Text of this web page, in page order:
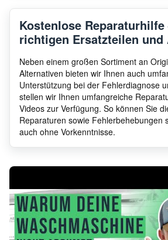
Gorenje WD95140
Gorenje WD95140
Gorenje
Kostenlose
richtigen Ersatzteilen und
Neben einem großen Sortiment an
Alternativen bieten wir Ihnen auch
Unterstützung bei der Fehlerdiagnose
stellen wir Ihnen umfangreiche
Videos zur Verfügung. So können Sie
Reparaturen sowie Fehlerbehebungen
auch ohne Vorkenntnisse.